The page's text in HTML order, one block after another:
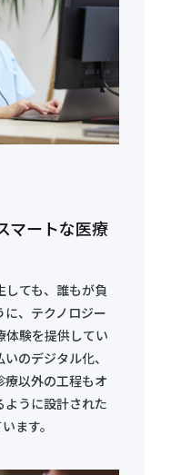
マートな医療
しても、誰もが負
に、テクノロジー
体験を提供してい
のデジタル化、
療以外の工程もオ
ように設計された
ます。